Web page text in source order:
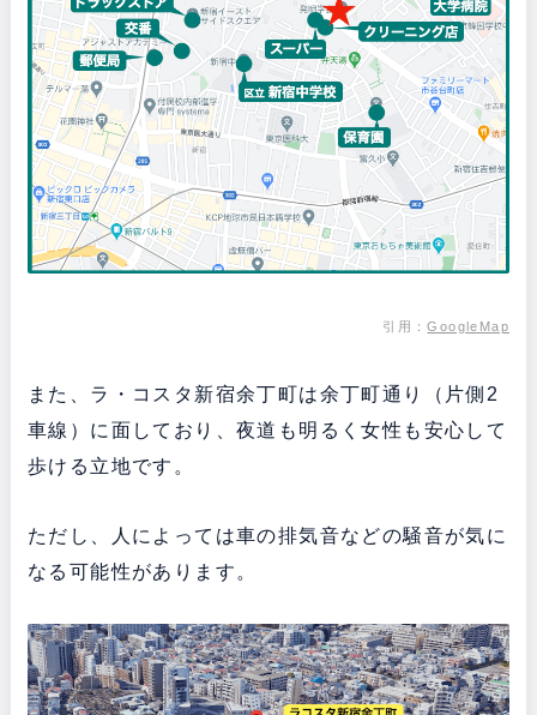
引用：GoogleMap
また、ラ・コスタ新宿余丁町は余丁町通り（片側2
車線）に面しており、夜道も明るく女性も安心して
歩ける立地です。
ただし、人によっては車の排気音などの騒音が気に
なる可能性があります。